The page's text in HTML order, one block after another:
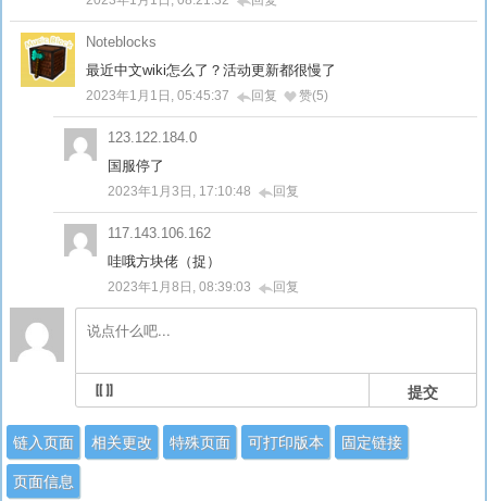
Noteblocks
最近中文wiki怎么了？活动更新都很慢了
2023年1月1日, 05:45:37 回复 赞(5)
123.122.184.0
国服停了
2023年1月3日, 17:10:48 回复
117.143.106.162
哇哦方块佬（捉）
2023年1月8日, 08:39:03 回复
提交
链入页面 相关更改 特殊页面 可打印版本 固定链接
页面信息